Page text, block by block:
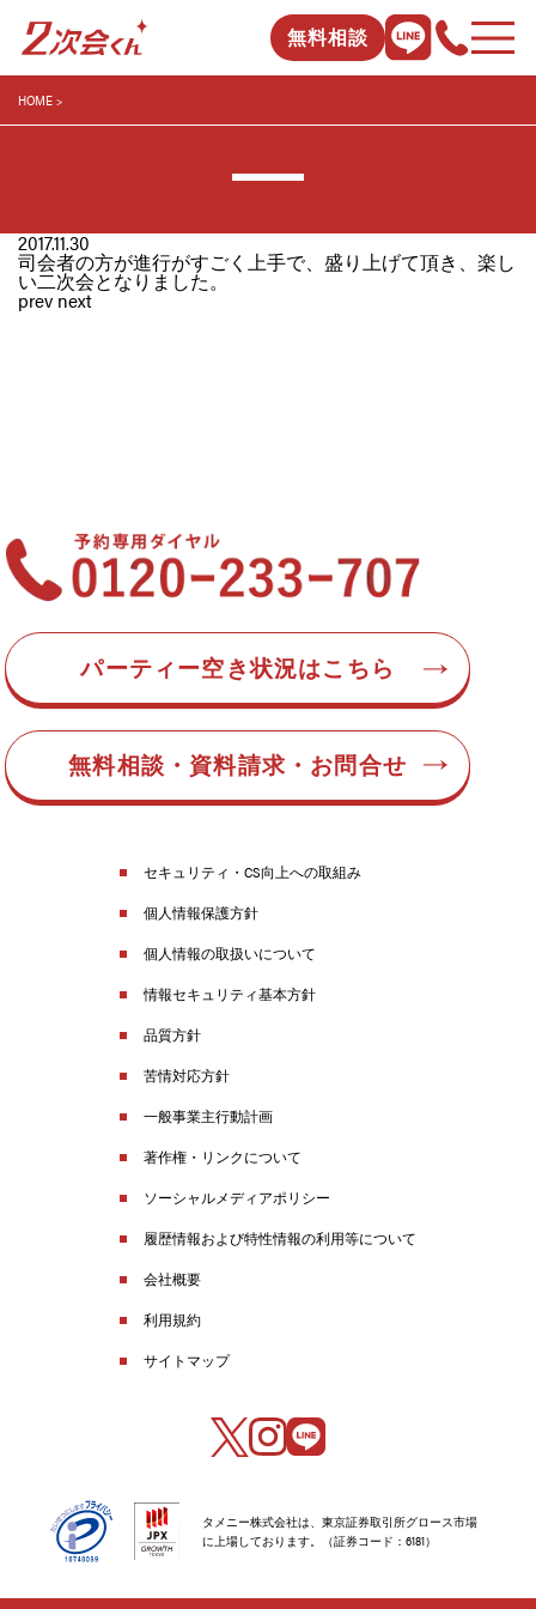
無料相談
HOME
2017.11.30
司会者の方が進行がすごく上手で、盛り上げて頂き、楽し
い二次会となりました。
prevnext
パーティー空き状況はこちら
無料相談・資料請求・お問合せ
セキュリティ・CS向上への取組み
個人情報保護方針
個人情報の取扱いについて
情報セキュリティ基本方針
品質方針
苦情対応方針
一般事業主行動計画
著作権・リンクについて
ソーシャルメディアポリシー
履歴情報および特性情報の利用等について
会社概要
利用規約
サイトマップ
タメニー株式会社は、東京証券取引所グロース市場
に上場しております。（証券コード：6181）